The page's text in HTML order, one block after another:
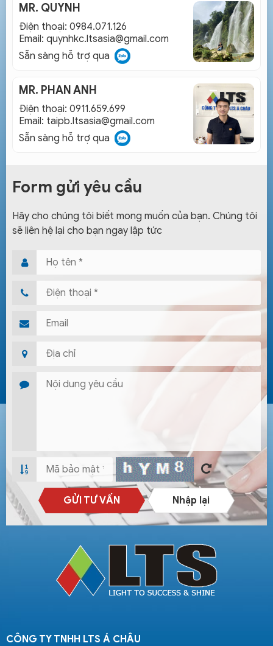
MR. QUYNH
Điện thoại: 0984.071.126
Email: quynhkc.ltsasia@gmail.com
Sẵn sàng hỗ trợ qua
MR. PHAN ANH
Điện thoại: 0911.659.699
Email: taipb.ltsasia@gmail.com
Sẵn sàng hỗ trợ qua
Form gửi yêu cầu
Hãy cho chúng tôi biết mong muốn của bạn. Chúng tôi
sẽ liên hệ lại cho bạn ngay lập tức
GỬI TƯ VẤN Nhập lại
CÔNG TY TNHH LTS Á CHÂU